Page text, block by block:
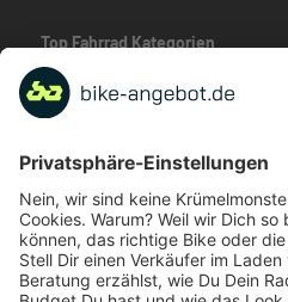
Top Fahrrad Kategorien
Beliebte Fahrrad-Kategorien
Marken-Highlights
TOP-Marken